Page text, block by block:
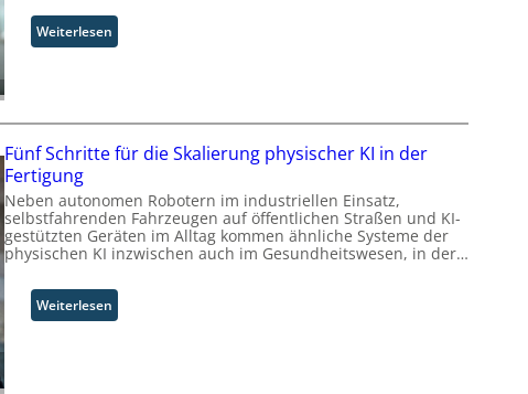
i
t
e
r
i
d
s
t
r
i
l
B
h
n
n
f
ü
r
i
e
Weiterlesen:
C
b
r
u
f
t
t
e
Fünf Schritte für die Skalierung physischer KI in der
Fertigung
Neben autonomen Robotern im industriellen Einsatz,
selbstfahrenden Fahrzeugen auf öffentlichen Straßen und KI-
gestützten Geräten im Alltag kommen ähnliche Systeme der
physischen KI inzwischen auch im Gesundheitswesen, in der…
Weiterlesen:
F